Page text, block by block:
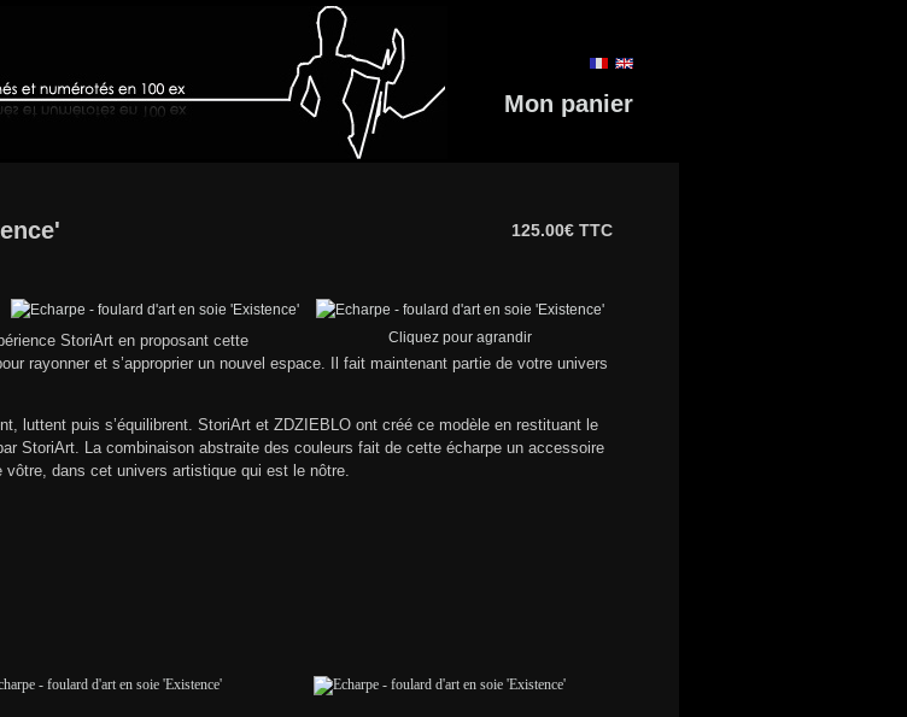
Mon panier
125.00€ TTC
Cliquez pour agrandir
StoriArt en proposant cette
rayonner et s’approprier un nouvel espace. Il fait maintenant partie de votre univers
luttent puis s’équilibrent. StoriArt et ZDZIEBLO ont créé ce modèle en restituant le
StoriArt. La combinaison abstraite des couleurs fait de cette écharpe un accessoire
dans cet univers artistique qui est le nôtre.